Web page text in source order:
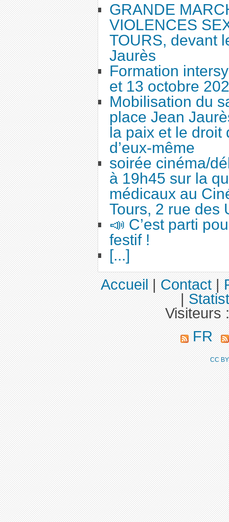
GRANDE
VIOLENCES
TOURS, devant
Jaurès
Formation
et 13 octobre
Mobilisation du
place Jean
la paix et le droit
d’eux-même
soirée cinéma/
à 19h45 sur la
médicaux au
Tours, 2 rue des
📣 C’est parti
festif !
[...]
Accueil|Contact|
|
Visiteurs
FR
CC